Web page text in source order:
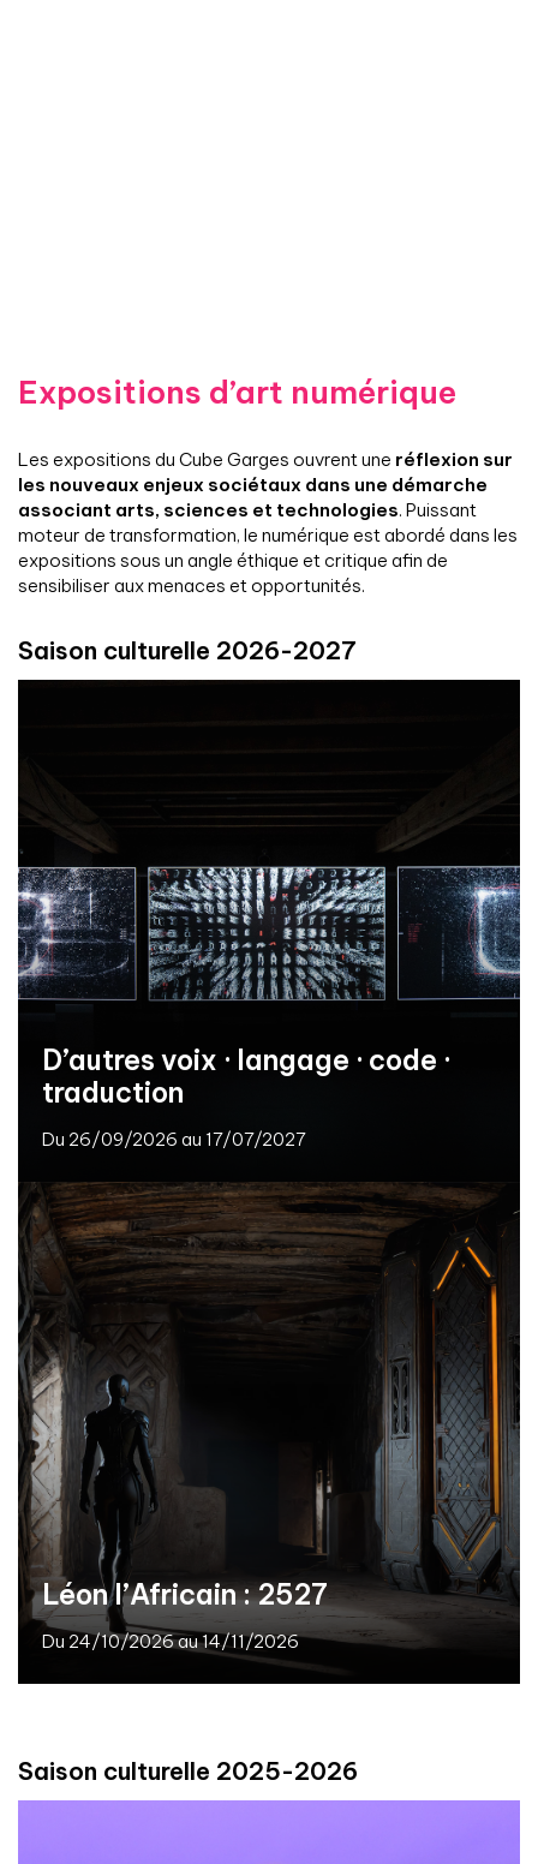
Expositions d’art numérique
Les expositions du Cube Garges ouvrent une réflexion sur
les nouveaux enjeux sociétaux dans une démarche
associant arts, sciences et technologies. Puissant
moteur de transformation, le numérique est abordé dans les
expositions sous un angle éthique et critique afin de
sensibiliser aux menaces et opportunités.
Saison culturelle 2026-2027
D’autres voix · langage · code ·
traduction
Du 26/09/2026 au 17/07/2027
Léon l’Africain : 2527
Du 24/10/2026 au 14/11/2026
Saison culturelle 2025-2026